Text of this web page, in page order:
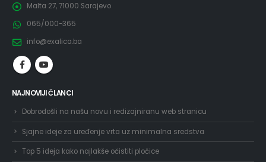
Malta 27, 71000 Sarajevo
065/000-365
info@exalica.ba
NAJNOVIJI ČLANCI
Dobrodošli na našu novu i redizajniranu web stranicu
Sjajne ideje za uređenje vrta uz minimalna sredstva
Top 5 ideja kako najlakše očistiti pločice